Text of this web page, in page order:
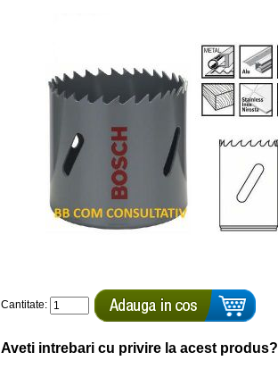
Cantitate:
Aveti intrebari cu privire la acest produs?